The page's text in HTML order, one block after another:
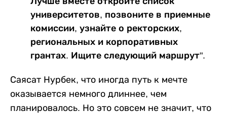
университетов, позвоните в приемные
комиссии, узнайте о ректорских,
региональных и корпоративных
грантах. Ищите следующий маршрут".
Саясат Нурбек, что иногда путь к мечте
оказывается немного длиннее, чем
планировалось. Но это совсем не значит, что